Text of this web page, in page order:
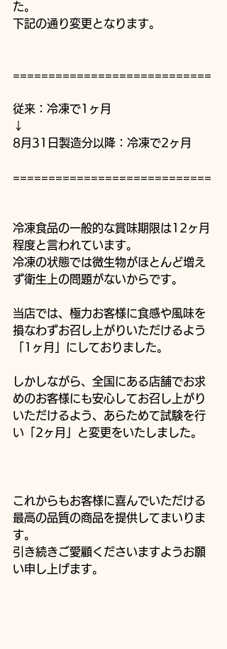
た。
下記の通り変更となります。
============================
従来：冷凍で1ヶ月
↓
8月31日製造分以降：冷凍で2ヶ月
============================
冷凍食品の一般的な賞味期限は12ヶ月
程度と言われています。
冷凍の状態では微生物がほとんど増え
ず衛生上の問題がないからです。
当店では、極力お客様に食感や風味を
損なわずお召し上がりいただけるよう
「1ヶ月」にしておりました。
しかしながら、全国にある店舗でお求
めのお客様にも安心してお召し上がり
いただけるよう、あらためて試験を行
い「2ヶ月」と変更をいたしました。
これからもお客様に喜んでいただける
最高の品質の商品を提供してまいりま
す。
引き続きご愛顧くださいますようお願
い申し上げます。